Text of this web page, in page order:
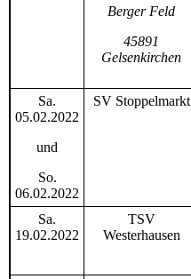
Berger Feld
45891
Gelsenkirchen
Sa.
05.02.2022
und
So.
06.02.2022
SV Stoppelmarkt
Sa.
19.02.2022
TSV
Westerhausen